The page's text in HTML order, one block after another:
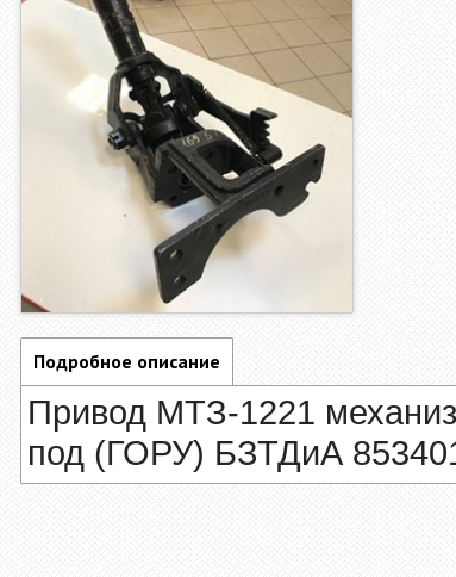
Подробное описание
Привод МТЗ-1221
под (ГОРУ) БЗТДиА